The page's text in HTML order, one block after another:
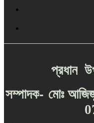
প্রধান
সম্পাদক- মোঃ